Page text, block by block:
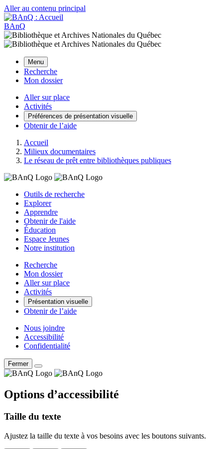
Aller au contenu principal
BAnQ
Menu
Recherche
Mon dossier
Aller sur place
Activités
Préférences de présentation visuelle
Obtenir de l’aide
Accueil
Milieux documentaires
Le réseau de prêt entre bibliothèques publiques
Outils de recherche
Explorer
Apprendre
Obtenir de l'aide
Éducation
Espace Jeunes
Notre institution
Recherche
Mon dossier
Aller sur place
Activités
Présentation visuelle
Obtenir de l’aide
Nous joindre
Accessibilité
Confidentialité
Fermer
Options d’accessibilité
Taille du texte
Ajustez la taille du texte à vos besoins avec les boutons suivants.